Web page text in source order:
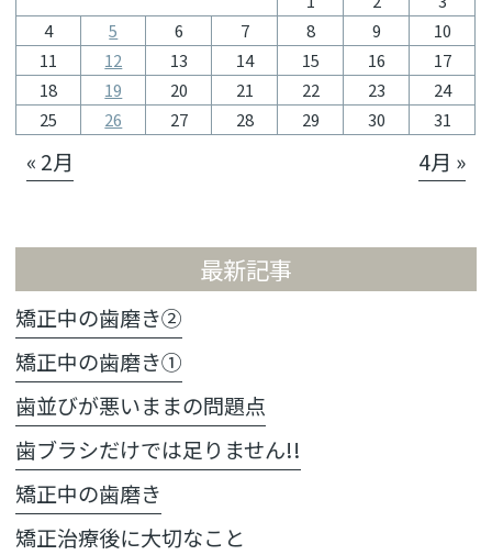
4
5 6 7 8 9
10
11
12 13 14 15 16
17
18
19 20 21 22 23
24
25
26 27 28 29 30 31
« 2月 4月 »
最新記事
矯正中の歯磨き②
矯正中の歯磨き①
歯並びが悪いままの問題点
歯ブラシだけでは足りません!!
矯正中の歯磨き
矯正治療後に大切なこと